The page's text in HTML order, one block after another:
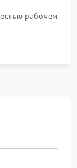
рабочем